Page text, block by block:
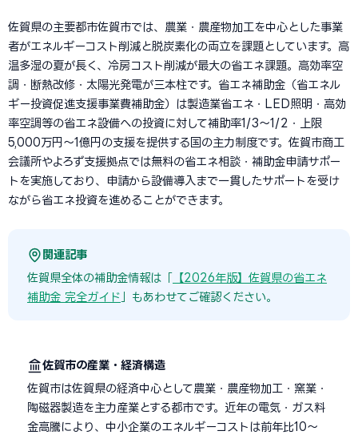
佐賀県の主要都市佐賀市では、農業・農産物加工を中心とした事業
者がエネルギーコスト削減と脱炭素化の両立を課題としています。高
温多湿の夏が長く、冷房コスト削減が最大の省エネ課題。高効率空
調・断熱改修・太陽光発電が三本柱です。省エネ補助金（省エネル
ギー投資促進支援事業費補助金）は製造業省エネ・LED照明・高効
率空調等の省エネ設備への投資に対して補助率1/3〜1/2・上限
5,000万円〜1億円の支援を提供する国の主力制度です。佐賀市商工
会議所やよろず支援拠点では無料の省エネ相談・補助金申請サポー
トを実施しており、申請から設備導入まで一貫したサポートを受け
ながら省エネ投資を進めることができます。
関連記事
佐賀県全体の補助金情報は「
【2026年版】佐賀県の省エネ
補助金 完全ガイド 」もあわせてご確認ください。
佐賀市の産業・経済構造
佐賀市は佐賀県の経済中心として農業・農産物加工・窯業・
陶磁器製造を主力産業とする都市です。近年の電気・ガス料
金高騰により、中小企業のエネルギーコストは前年比10〜